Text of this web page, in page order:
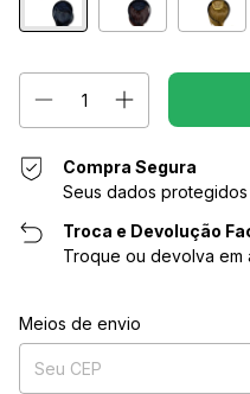
Compra Segura
Seus dados
Troca e Devolução
Troque ou devolva em
Entregas para o CEP:
Meios de envio